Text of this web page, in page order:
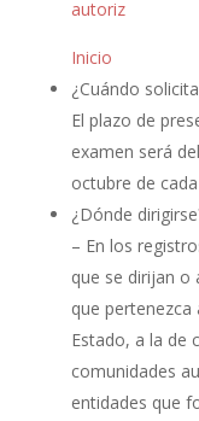
autoriz
Inicio
¿Cuándo
El plazo de
examen será
octubre de
¿Dónde
– En los
que se dirijan o
que pertenezca
Estado, a la de
comunidades
entidades que